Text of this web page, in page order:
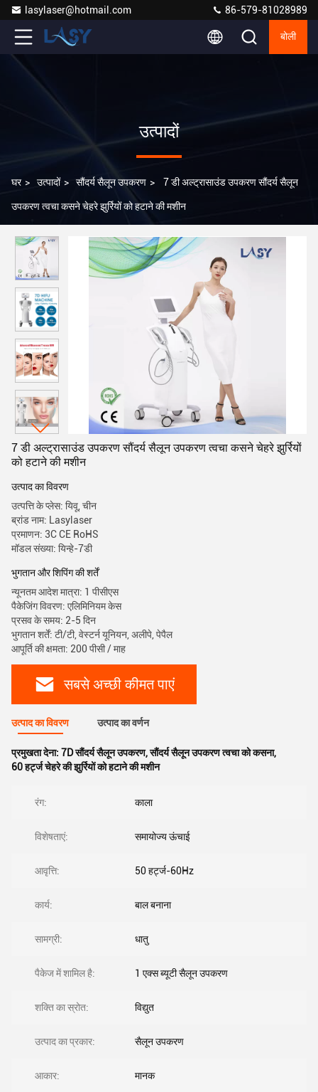
lasylaser@hotmail.com 86-579-81028989
बोली
उत्पादों
घर > उत्पादों > सौंदर्य सैलून उपकरण > 7 डी अल्ट्रासाउंड उपकरण सौंदर्य सैलून
उपकरण त्वचा कसने चेहरे झुर्रियों को हटाने की मशीन
7 डी अल्ट्रासाउंड उपकरण सौंदर्य सैलून उपकरण त्वचा कसने चेहरे झुर्रियों
को हटाने की मशीन
उत्पाद का विवरण
उत्पत्ति के प्लेस: यिवू, चीन
ब्रांड नाम: Lasylaser
प्रमाणन: 3C CE RoHS
मॉडल संख्या: यिन्हे-7डी
भुगतान और शिपिंग की शर्तें
न्यूनतम आदेश मात्रा: 1 पीसीएस
पैकेजिंग विवरण: एलिमिनियम केस
प्रसव के समय: 2-5 दिन
भुगतान शर्तें: टी/टी, वेस्टर्न यूनियन, अलीपे, पेपैल
आपूर्ति की क्षमता: 200 पीसी / माह
सबसे अच्छी कीमत पाएं
उत्पाद का विवरण उत्पाद का वर्णन
प्रमुखता देना: 7D सौंदर्य सैलून उपकरण,सौंदर्य सैलून उपकरण त्वचा को कसना,
60 हर्ट्ज चेहरे की झुर्रियों को हटाने की मशीन
रंग: काला
विशेषताएं: समायोज्य ऊंचाई
आवृत्ति: 50 हर्ट्ज-60Hz
कार्य: बाल बनाना
सामग्री: धातु
पैकेज में शामिल है: 1 एक्स ब्यूटी सैलून उपकरण
शक्ति का स्रोत: विद्युत
उत्पाद का प्रकार: सैलून उपकरण
आकार: मानक